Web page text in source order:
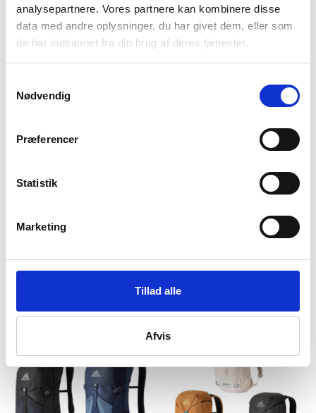
analysepartnere. Vores partnere kan kombinere disse
data med andre oplysninger, du har givet dem, eller som
de har indsamlet fra din brug af deres tjenester.
Nødvendig
Præferencer
Statistik
Marketing
Tillad alle
Afvis
Highlander
Daypack – Highlander Arran
22L
249kr
Trespass
Daypack – Hydration Ultra
22 Letvægtig – 22 liter
249kr
Daypack – Gregory Arrio –
30 liter
Daypack – Gregory Arrio RC
– 30 liter
999